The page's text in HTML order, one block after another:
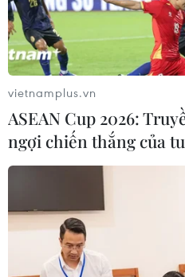
24/03/2024 00:06
Cộng đồng thế giới đã
khủng bố nhằm vào khán
tâm thương mại Crocus
theo giờ địa phương.
vietnamplus.vn
ASEAN Cup 2026:
ngợi chiến thắng của